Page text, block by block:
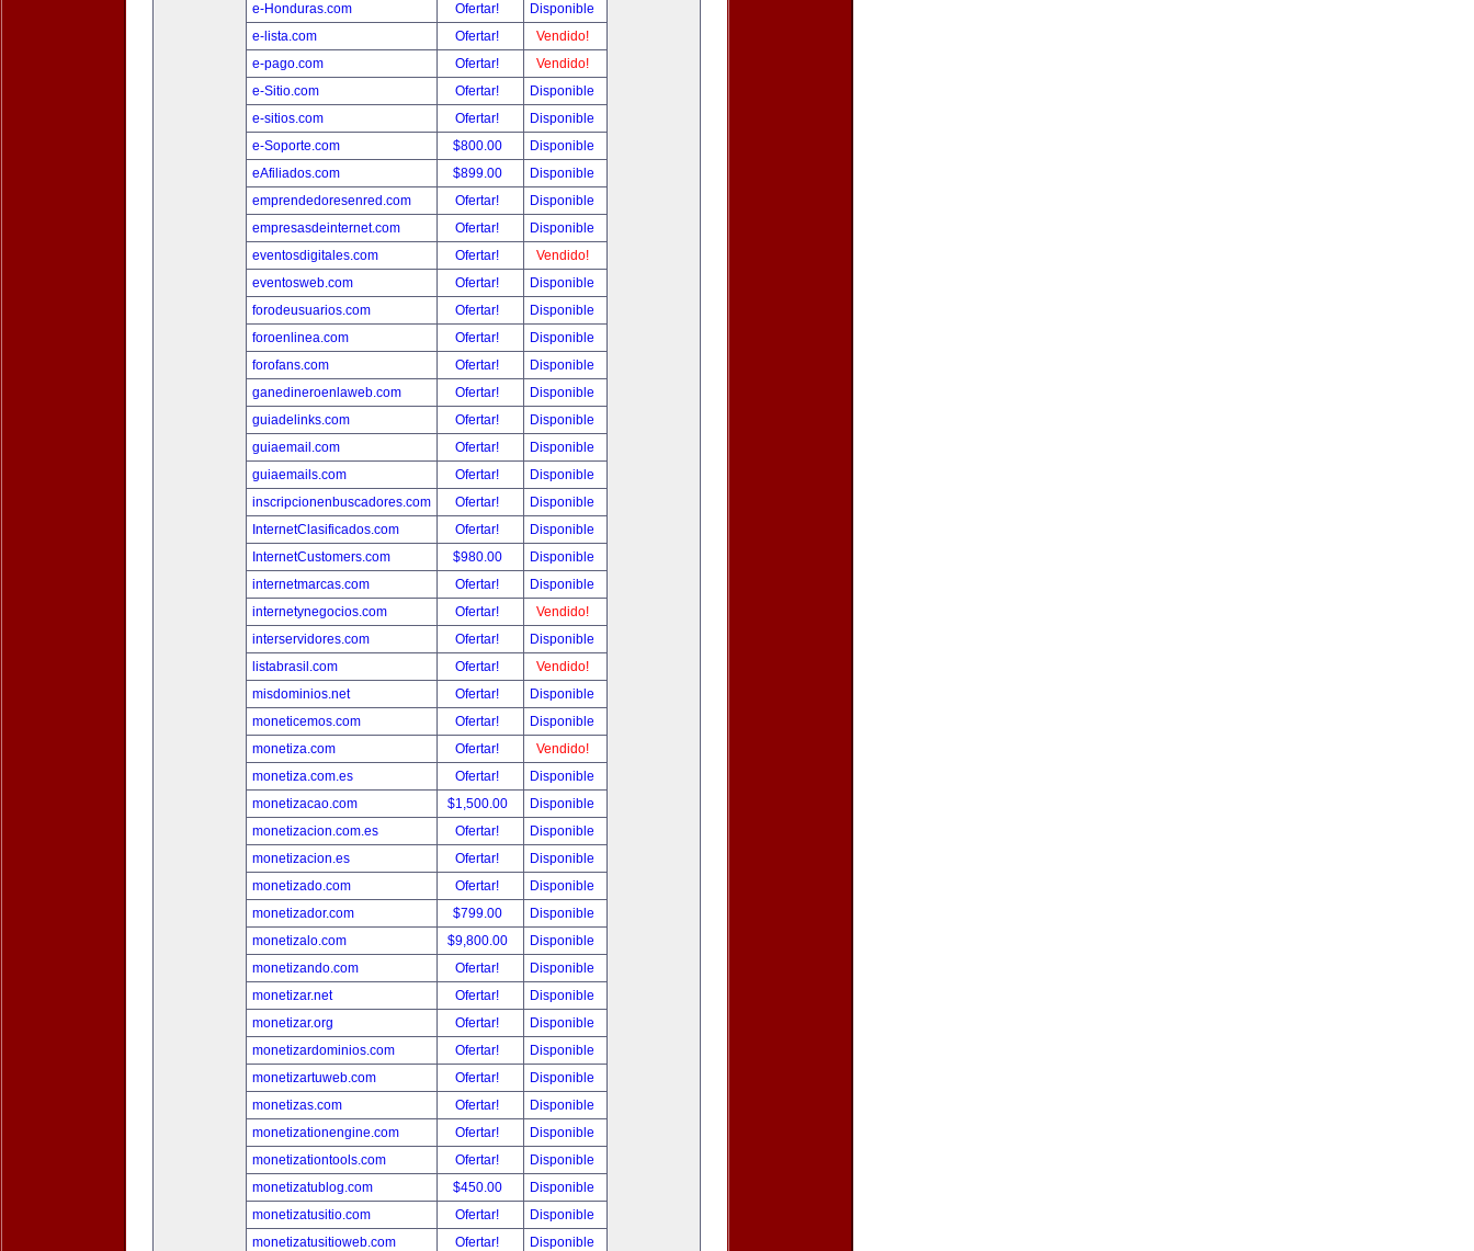
e-Honduras.com
Ofertar!
Disponible
e-lista.com
Ofertar!
Vendido!
e-pago.com
Ofertar!
Vendido!
e-Sitio.com
Ofertar!
Disponible
e-sitios.com
Ofertar!
Disponible
e-Soporte.com
$800.00
Disponible
eAfiliados.com
$899.00
Disponible
emprendedoresenred.com
Ofertar!
Disponible
empresasdeinternet.com
Ofertar!
Disponible
eventosdigitales.com
Ofertar!
Vendido!
eventosweb.com
Ofertar!
Disponible
forodeusuarios.com
Ofertar!
Disponible
foroenlinea.com
Ofertar!
Disponible
forofans.com
Ofertar!
Disponible
ganedineroenlaweb.com
Ofertar!
Disponible
guiadelinks.com
Ofertar!
Disponible
guiaemail.com
Ofertar!
Disponible
guiaemails.com
Ofertar!
Disponible
inscripcionenbuscadores.com
Ofertar!
Disponible
InternetClasificados.com
Ofertar!
Disponible
InternetCustomers.com
$980.00
Disponible
internetmarcas.com
Ofertar!
Disponible
internetynegocios.com
Ofertar!
Vendido!
interservidores.com
Ofertar!
Disponible
listabrasil.com
Ofertar!
Vendido!
misdominios.net
Ofertar!
Disponible
moneticemos.com
Ofertar!
Disponible
monetiza.com
Ofertar!
Vendido!
monetiza.com.es
Ofertar!
Disponible
monetizacao.com
$1,500.00
Disponible
monetizacion.com.es
Ofertar!
Disponible
monetizacion.es
Ofertar!
Disponible
monetizado.com
Ofertar!
Disponible
monetizador.com
$799.00
Disponible
monetizalo.com
$9,800.00
Disponible
monetizando.com
Ofertar!
Disponible
monetizar.net
Ofertar!
Disponible
monetizar.org
Ofertar!
Disponible
monetizardominios.com
Ofertar!
Disponible
monetizartuweb.com
Ofertar!
Disponible
monetizas.com
Ofertar!
Disponible
monetizationengine.com
Ofertar!
Disponible
monetizationtools.com
Ofertar!
Disponible
monetizatublog.com
$450.00
Disponible
monetizatusitio.com
Ofertar!
Disponible
monetizatusitioweb.com
Ofertar!
Disponible